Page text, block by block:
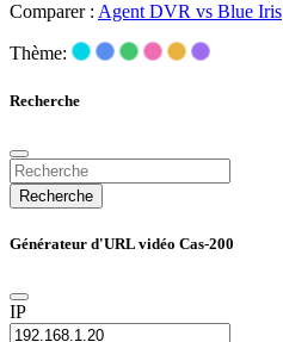
Comparer : Agent DVR vs Blue Iris
Thème:
Recherche
Recherche
Générateur d'URL vidéo Cas-200
IP